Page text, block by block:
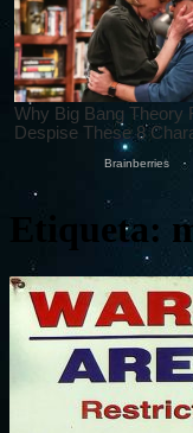
Etiqueta: